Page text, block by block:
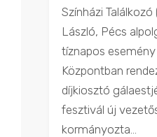
Színházi Találkozó
László, Pécs
tíznapos
Központban
díjkiosztó
fesztivál új
kormányozta...